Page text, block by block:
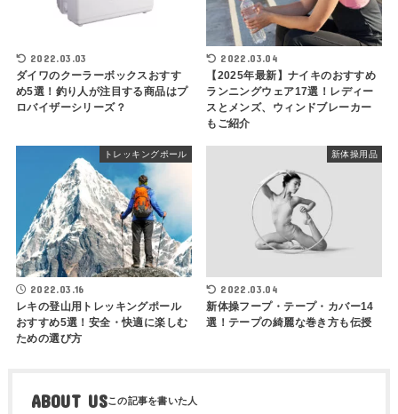
2022.03.03
ダイワのクーラーボックスおすす
め5選！釣り人が注目する商品はプ
ロバイザーシリーズ？
2022.03.04
【2025年最新】ナイキのおすすめ
ランニングウェア17選！レディー
スとメンズ、ウィンドブレーカー
もご紹介
トレッキングポール
2022.03.16
レキの登山用トレッキングポール
おすすめ5選！安全・快適に楽しむ
ための選び方
新体操用品
2022.03.04
新体操フープ・テープ・カバー14
選！テープの綺麗な巻き方も伝授
ABOUT US